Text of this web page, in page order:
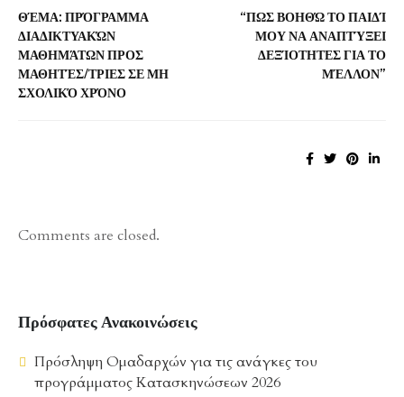
ΘΈΜΑ: ΠΡΌΓΡΑΜΜΑ
ΔΙΑΔΙΚΤΥΑΚΏΝ
ΜΑΘΗΜΆΤΩΝ ΠΡΟΣ
ΜΑΘΗΤΈΣ/ΤΡΙΕΣ ΣΕ ΜΗ
ΣΧΟΛΙΚΌ ΧΡΌΝΟ
“ΠΩΣ ΒΟΗΘΏ ΤΟ ΠΑΙΔΊ
ΜΟΥ ΝΑ ΑΝΑΠΤΎΞΕΙ
ΔΕΞΊΟΤΗΤΕΣ ΓΙΑ ΤΟ
ΜΈΛΛΟΝ”
Comments are closed.
Πρόσφατες Ανακοινώσεις
Πρόσληψη Ομαδαρχών για τις ανάγκες του
προγράμματος Κατασκηνώσεων 2026